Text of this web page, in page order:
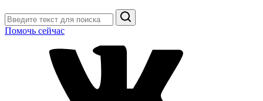
Поиск
Помочь сейчас